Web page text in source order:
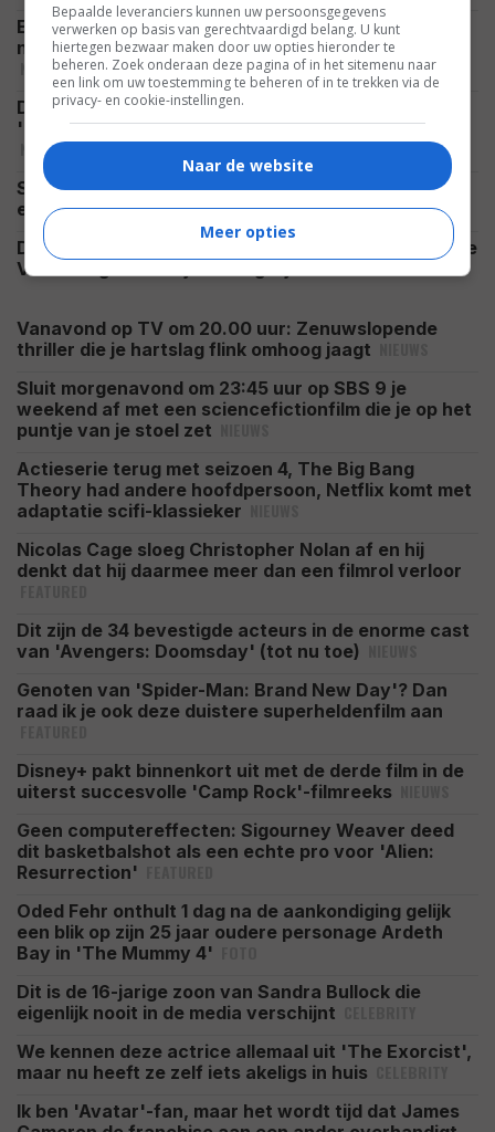
Er werd flink uitgekeken naar 'The Last House' en
nu staat de thriller op Netflix: hoe goed is de film?
NIEUWS
De overlevingsthrillers 'One Mile: Chapter One' en
'Chapter Two' veroveren streaming nu helemaal
NIEUWS
Spider-Man jaagt op 'Avatar'-record na historische
eerste week: dit weekend wordt beslissendNIEUWS
Drie films uit 2026 worden nu grijsgedraaid op Prime
Video en geef de kijkers ongelijk
Vanavond op TV om 20.00 uur: Zenuwslopende
thriller die je hartslag flink omhoog jaagt
Sluit morgenavond om 23:45 uur op SBS 9 je
weekend af met een sciencefictionfilm die je op het
puntje van je stoel zet
Actieserie terug met seizoen 4, The Big Bang
Theory had andere hoofdpersoon, Netflix komt met
adaptatie scifi-klassieker
Nicolas Cage sloeg Christopher Nolan af en hij
denkt dat hij daarmee meer dan een filmrol verloor
Dit zijn de 34 bevestigde acteurs in de enorme cast
van 'Avengers: Doomsday' (tot nu toe)
Genoten van 'Spider-Man: Brand New Day'? Dan
raad ik je ook deze duistere superheldenfilm aan
Disney+ pakt binnenkort uit met de derde film in de
uiterst succesvolle 'Camp Rock'-filmreeks
Geen computereffecten: Sigourney Weaver deed
dit basketbalshot als een echte pro voor 'Alien:
Resurrection'
Oded Fehr onthult 1 dag na de aankondiging gelijk
een blik op zijn 25 jaar oudere personage Ardeth
Bay in 'The Mummy 4'
Dit is de 16-jarige zoon van Sandra Bullock die
eigenlijk nooit in de media verschijnt
We kennen deze actrice allemaal uit 'The Exorcist',
maar nu heeft ze zelf iets akeligs in huis
Ik ben 'Avatar'-fan, maar het wordt tijd dat James
Bepaalde leveranciers kunnen uw persoonsgegevens
verwerken op basis van gerechtvaardigd belang. U kunt
hiertegen bezwaar maken door uw opties hieronder te
beheren. Zoek onderaan deze pagina of in het sitemenu naar
een link om uw toestemming te beheren of in te trekken via de
privacy- en cookie-instellingen.
Naar de website
Meer opties